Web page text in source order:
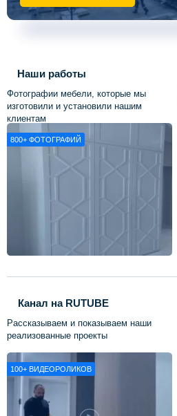
Наши работы
Фотографии мебели, которые мы
изготовили и установили нашим
клиентам
800+ ФОТОГРАФИЙ
Канал на RUTUBE
Рассказываем и показываем наши
реализованные проекты
100+ ВИДЕОРОЛИКОВ